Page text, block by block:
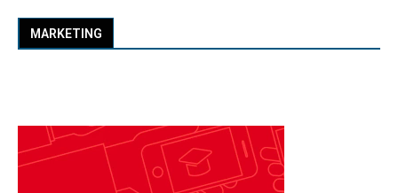
MARKETING